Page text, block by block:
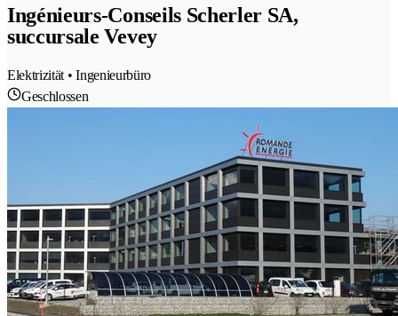
Ingénieurs-Conseils Scherler SA,
succursale Vevey
Elektrizität • Ingenieurbüro
Geschlossen